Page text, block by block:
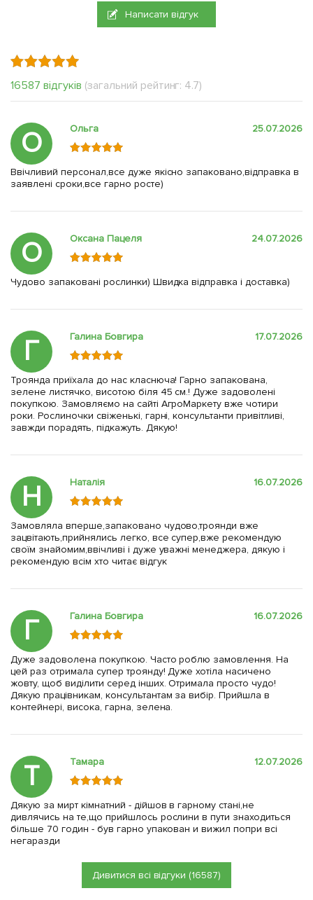
Написати відгук
16587 відгуків (загальний рейтинг: 4.7)
О Ольга 25.07.2026
Ввічливий персонал,все дуже якісно запаковано,відправка в
заявлені сроки,все гарно росте)
О Оксана Пацеля 24.07.2026
Чудово запаковані рослинки) Швидка відправка і доставка)
Г Галина Бовгира 17.07.2026
Троянда приїхала до нас класнюча! Гарно запакована,
зелене листячко, висотою біля 45 см.! Дуже задоволені
покупкою. Замовляємо на сайті АгроМаркету вже чотири
роки. Рослиночки свіженькі, гарні, консультанти привітливі,
завжди порадять, підкажуть. Дякую!
Н Наталія 16.07.2026
Замовляла вперше,запаковано чудово,троянди вже
зацвітають,прийнялись легко, все супер,вже рекомендую
своїм знайомим,ввічливі і дуже уважні менеджера, дякую і
рекомендую всім хто читає відгук
Г Галина Бовгира 16.07.2026
Дуже задоволена покупкою. Часто роблю замовлення. На
цей раз отримала супер троянду! Дуже хотіла насичено
жовту, щоб виділити серед інших. Отримала просто чудо!
Дякую працівникам, консультантам за вибір. Прийшла в
контейнері, висока, гарна, зелена.
Т Тамара 12.07.2026
Дякую за мирт кімнатний - дійшов в гарному стані,не
дивлячись на те,що прийшлось рослини в пути знаходиться
більше 70 годин - був гарно упакован и вижил попри всі
негаразди
Дивитися всі відгуки (16587)